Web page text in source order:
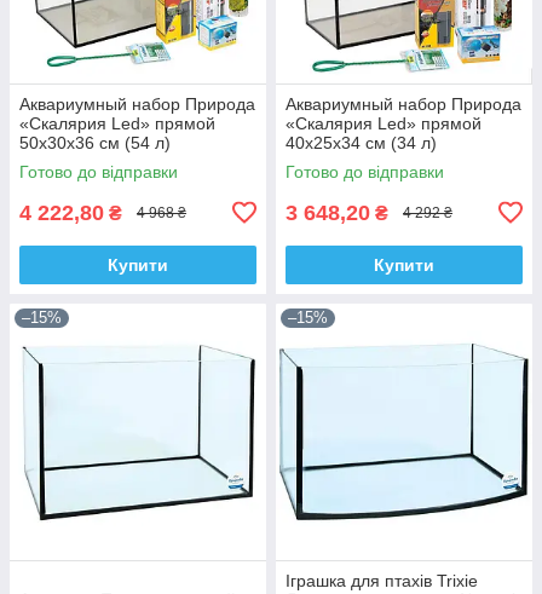
Аквариумный набор Природа
«Скалярия Led» прямой
50x30x36 см (54 л)
Готово до відправки
4 222,80 ₴ 4 968 ₴
Купити
Аквариумный набор Природа
«Скалярия Led» прямой
40х25х34 см (34 л)
Готово до відправки
3 648,20 ₴ 4 292 ₴
Купити
–15% –15%
Іграшка для птахів Trixie